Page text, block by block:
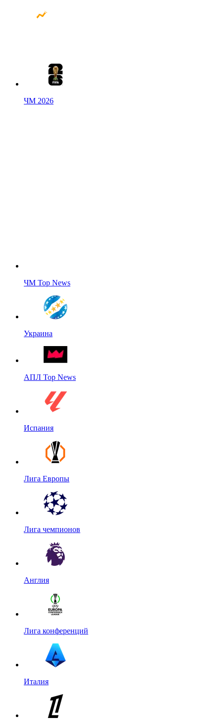
ЧМ 2026
ЧМ Top News
Украина
АПЛ Top News
Испания
Лига Европы
Лига чемпионов
Англия
Лига конференций
Италия